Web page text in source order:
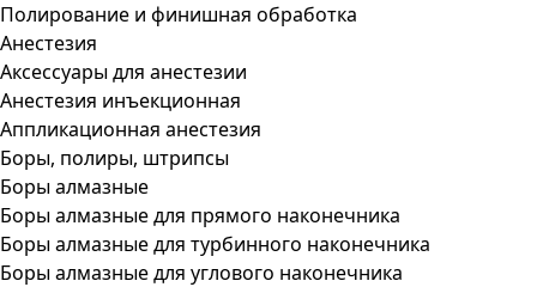
Полирование и финишная обработка
Анестезия
Аксессуары для анестезии
Анестезия инъекционная
Аппликационная анестезия
Боры, полиры, штрипсы
Боры алмазные
Боры алмазные для прямого наконечника
Боры алмазные для турбинного наконечника
Боры алмазные для углового наконечника